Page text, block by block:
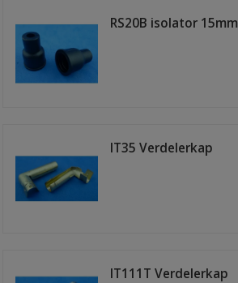
RS20B isolator 15mm
IT35 Verdelerkap
IT111T Verdelerkap